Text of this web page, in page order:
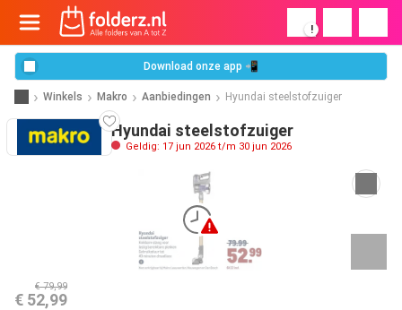
!
Download onze app 📲
Winkels Makro Aanbiedingen Hyundai steelstofzuiger
Hyundai steelstofzuiger
Geldig: 17 jun 2026 t/m 30 jun 2026
€ 79,99
€ 52,99